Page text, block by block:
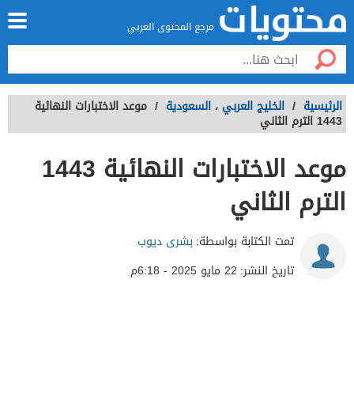
مرجع المحتوى العربي
الرئيسية / الخليج العربي ، السعودية / موعد الاختبارات النهائية
1443 الترم الثاني
موعد الاختبارات النهائية 1443
الترم الثاني
تمت الكتابة بواسطة: بشرى ديوب
تاريخ النشر: 22 مايو 2025 - 6:18م